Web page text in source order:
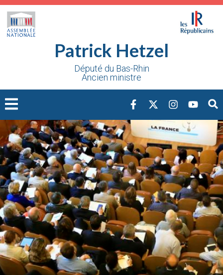
Patrick Hetzel
Député du Bas-Rhin
Ancien ministre
Cookies management panel